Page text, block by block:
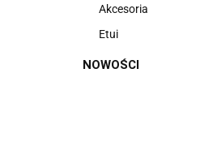
Akcesoria
Etui
NOWOŚCI